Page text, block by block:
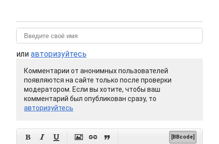
или авторизуйтесь
Комментарии от анонимных пользователей
появляются на сайте только после проверки
модератором. Если вы хотите, чтобы ваш
комментарий был опубликован сразу, то
авторизуйтесь
      [BBcode]